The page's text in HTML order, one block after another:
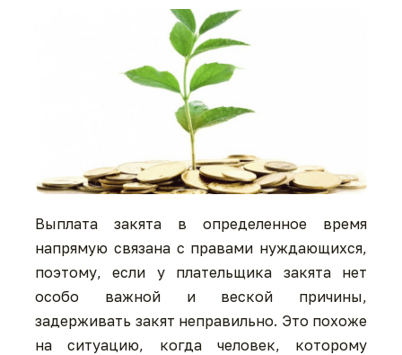
Выплата закята в определенное время
напрямую связана с правами нуждающихся,
поэтому, если у плательщика закята нет
особо важной и веской причины,
задерживать закят неправильно. Это похоже
на ситуацию, когда человек, которому